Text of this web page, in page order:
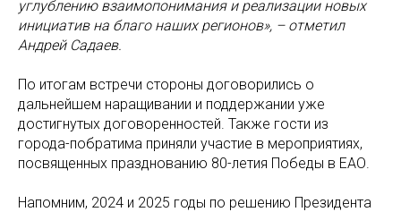
углублению взаимопонимания и реализации новых
инициатив на благо наших регионов», – отметил
Андрей Садаев.
По итогам встречи стороны договорились о
дальнейшем наращивании и поддержании уже
достигнутых договоренностей. Также гости из
города-побратима приняли участие в мероприятиях,
посвященных празднованию 80-летия Победы в ЕАО.
Напомним, 2024 и 2025 годы по решению Президента